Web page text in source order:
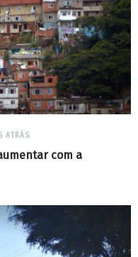
ATRÁS
com a